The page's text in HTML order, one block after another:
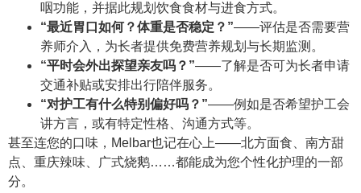
咽功能，并据此规划饮食食材与进食方式。
“最近胃口如何？体重是否稳定？”——评估是否需要营
养师介入，为长者提供免费营养规划与长期监测。
“平时会外出探望亲友吗？”——了解是否可为长者申请
交通补贴或安排出行陪伴服务。
“对护工有什么特别偏好吗？”——例如是否希望护工会
讲方言，或有特定性格、沟通方式等。
甚至连您的口味，Melbar也记在心上——北方面食、南方甜
点、重庆辣味、广式烧鹅……都能成为您个性化护理的一部
分。